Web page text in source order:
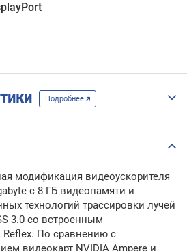
Подробнее
модификация видеоускорителя
с 8 ГБ видеопамяти и
технологий трассировки лучей
3.0 со встроенным
По сравнению с
видеокарт NVIDIA Ampere и